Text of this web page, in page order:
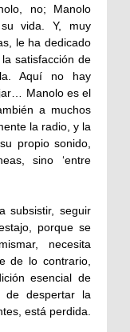
no; Manolo
vida. Y, muy
le ha dedicado
satisfacción de
Aquí no hay
Manolo es el
a muchos
la radio, y la
propio sonido,
sino ‘entre
subsistir, seguir
porque se
necesita
de lo contrario,
esencial de
de despertar la
está perdida.